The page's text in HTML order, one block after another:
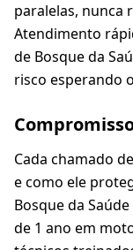
paralelas, nunca
Atendimento
de Bosque da
risco esperando
Cada chamado
e como ele
Bosque da
de 1 ano em